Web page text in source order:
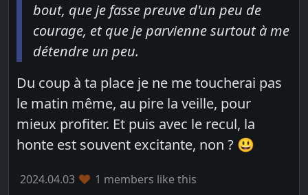
bout, que je fasse preuve d'un peu de
courage, et que je parvienne surtout à me
détendre un peu.
Du coup à ta place je ne me toucherai pas
le matin même, au pire la veille, pour
mieux profiter. Et puis avec le recul, la
honte est souvent excitante, non ? 😃
2024.04.03 1 members like this